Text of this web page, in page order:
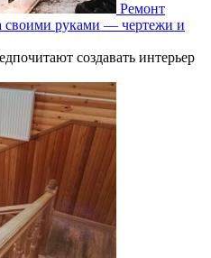
Ремонт
своими руками — чертежи и
создавать интерьер